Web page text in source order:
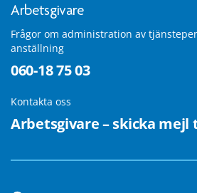
Arbetsgivare
Frågor om administration av
anställning
060-18 75 03
Kontakta oss
Arbetsgivare – skicka mejl